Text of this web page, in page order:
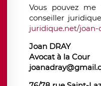
Vous pouvez me
conseiller
juridique.net/joan-
Joan DRAY
Avocat à la Cour